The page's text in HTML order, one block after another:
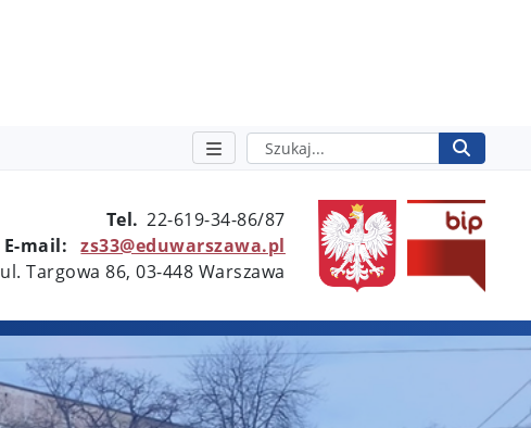
Szukaj
Tel. 22-619-34-86/87
E-mail:
zs33@eduwarszawa.pl
ul. Targowa 86, 03-448 Warszawa